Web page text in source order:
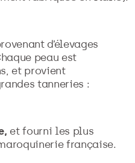
d’élevages
peau est
et provient
tanneries :
et fourni les plus
française.